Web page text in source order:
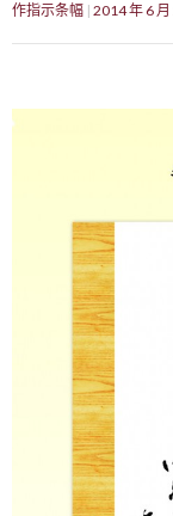
作指示条幅 2014 年 6 月